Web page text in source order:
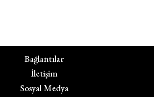
Bağlantılar
İletişim
Sosyal Medya